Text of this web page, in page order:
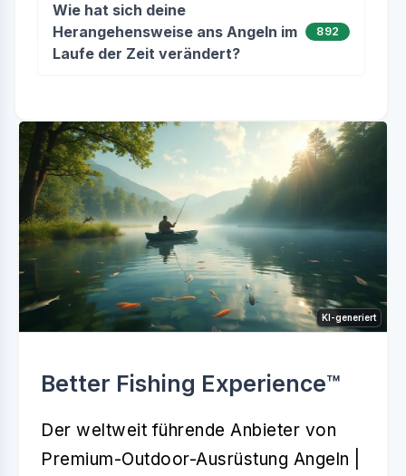
Wie hat sich deine
Herangehensweise ans Angeln im
Laufe der Zeit verändert?
892
KI-generiert
Better Fishing Experience™️
Der weltweit führende Anbieter von
Premium-Outdoor-Ausrüstung Angeln |